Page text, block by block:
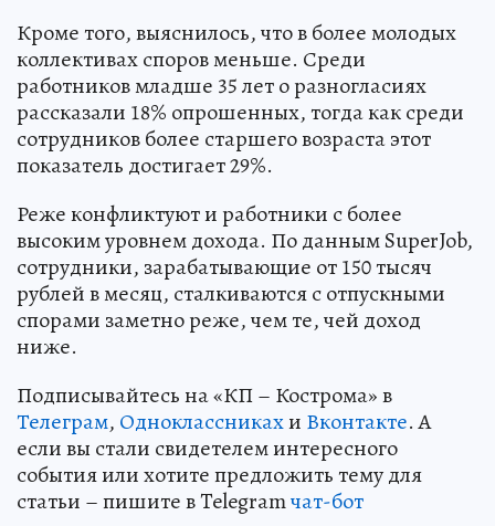
Кроме того, выяснилось, что в более молодых
коллективах споров меньше. Среди
работников младше 35 лет о разногласиях
рассказали 18% опрошенных, тогда как среди
сотрудников более старшего возраста этот
показатель достигает 29%.
Реже конфликтуют и работники с более
высоким уровнем дохода. По данным SuperJob,
сотрудники, зарабатывающие от 150 тысяч
рублей в месяц, сталкиваются с отпускными
спорами заметно реже, чем те, чей доход
ниже.
Подписывайтесь на «КП – Кострома» в
Телеграм, Одноклассникахи Вконтакте. А
если вы стали свидетелем интересного
события или хотите предложить тему для
статьи – пишите в Telegramчат-бот